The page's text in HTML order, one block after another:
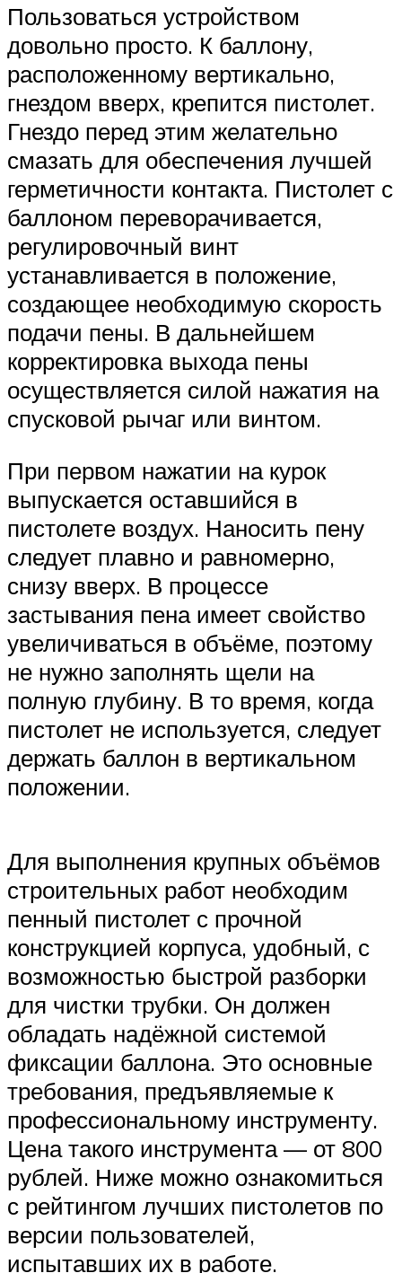
Пользоваться устройством
довольно просто. К баллону,
расположенному вертикально,
гнездом вверх, крепится пистолет.
Гнездо перед этим желательно
смазать для обеспечения лучшей
герметичности контакта. Пистолет с
баллоном переворачивается,
регулировочный винт
устанавливается в положение,
создающее необходимую скорость
подачи пены. В дальнейшем
корректировка выхода пены
осуществляется силой нажатия на
спусковой рычаг или винтом.
При первом нажатии на курок
выпускается оставшийся в
пистолете воздух. Наносить пену
следует плавно и равномерно,
снизу вверх. В процессе
застывания пена имеет свойство
увеличиваться в объёме, поэтому
не нужно заполнять щели на
полную глубину. В то время, когда
пистолет не используется, следует
держать баллон в вертикальном
положении.
Для выполнения крупных объёмов
строительных работ необходим
пенный пистолет с прочной
конструкцией корпуса, удобный, с
возможностью быстрой разборки
для чистки трубки. Он должен
обладать надёжной системой
фиксации баллона. Это основные
требования, предъявляемые к
профессиональному инструменту.
Цена такого инструмента — от 800
рублей. Ниже можно ознакомиться
с рейтингом лучших пистолетов по
версии пользователей,
испытавших их в работе.